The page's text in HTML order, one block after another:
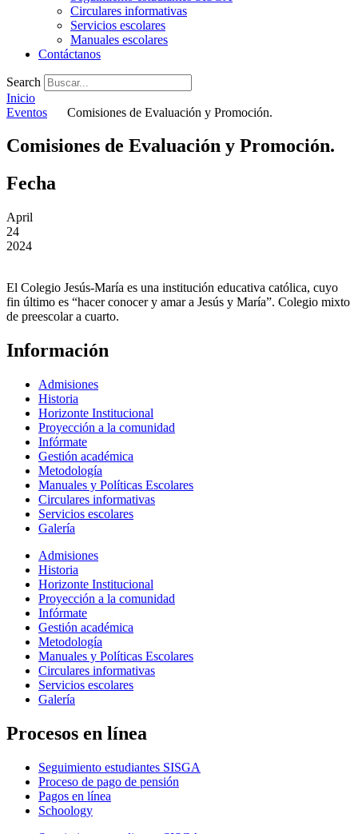
Circulares informativas
Servicios escolares
Manuales escolares
Contáctanos
Search
Inicio
Eventos
Comisiones de Evaluación y Promoción.
Comisiones de Evaluación y Promoción.
Fecha
April
24
2024
El Colegio Jesús-María es una institución educativa católica, cuyo
fin último es “hacer conocer y amar a Jesús y María”. Colegio mixto
de preescolar a cuarto.
Información
Admisiones
Historia
Horizonte Institucional
Proyección a la comunidad
Infórmate
Gestión académica
Metodología
Manuales y Políticas Escolares
Circulares informativas
Servicios escolares
Galería
Admisiones
Historia
Horizonte Institucional
Proyección a la comunidad
Infórmate
Gestión académica
Metodología
Manuales y Políticas Escolares
Circulares informativas
Servicios escolares
Galería
Procesos en línea
Seguimiento estudiantes SISGA
Proceso de pago de pensión
Pagos en línea
Schoology